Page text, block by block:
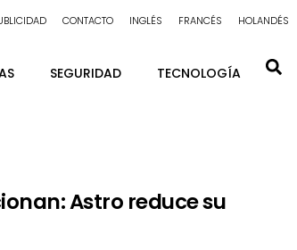
CONTACTO INGLÉS FRANCÉS HOLANDÉS
SEGURIDAD TECNOLOGÍA
Astro reduce su